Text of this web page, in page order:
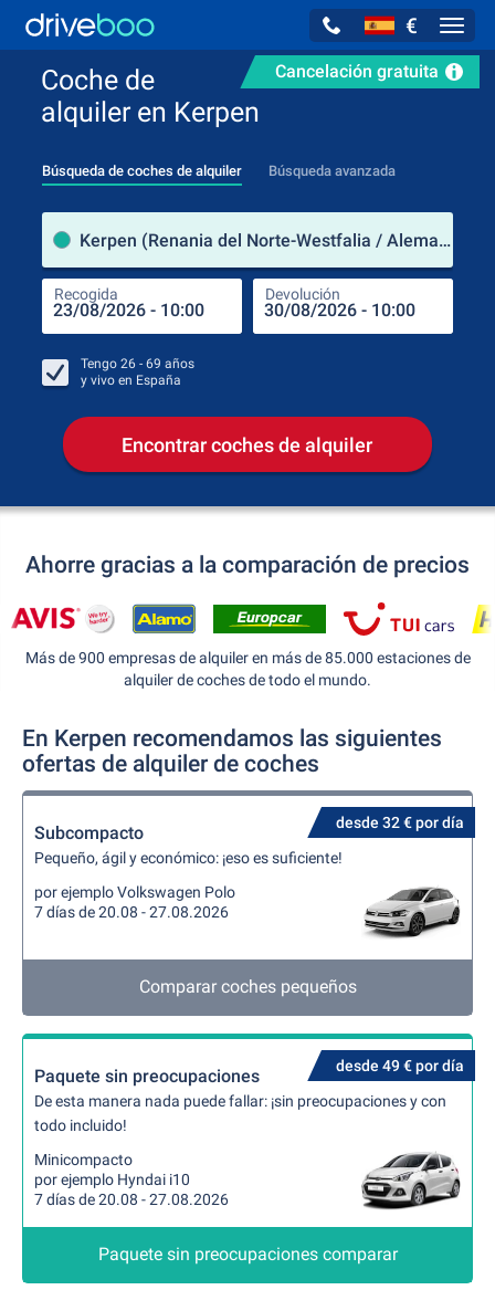
€
Cancelación gratuita
Coche de
alquiler en Kerpen
Búsqueda de coches de alquiler Búsqueda avanzada
Kerpen (Renania del Norte-Westfalia / Alemania)
Recogida Devolución
Tengo 26 - 69 años
y vivo en España
Encontrar coches de alquiler
Ahorre gracias a la comparación de precios
Más de 900 empresas de alquiler en más de 85.000 estaciones de
alquiler de coches de todo el mundo.
En Kerpen recomendamos las siguientes
ofertas de alquiler de coches
desde 32 € por día
Subcompacto
Pequeño, ágil y económico: ¡eso es suficiente!
por ejemplo Volkswagen Polo
7 días de 20.08 - 27.08.2026
Comparar coches pequeños
desde 49 € por día
Paquete sin preocupaciones
De esta manera nada puede fallar: ¡sin preocupaciones y con
todo incluido!
Minicompacto
por ejemplo Hyndai i10
7 días de 20.08 - 27.08.2026
Paquete sin preocupaciones comparar